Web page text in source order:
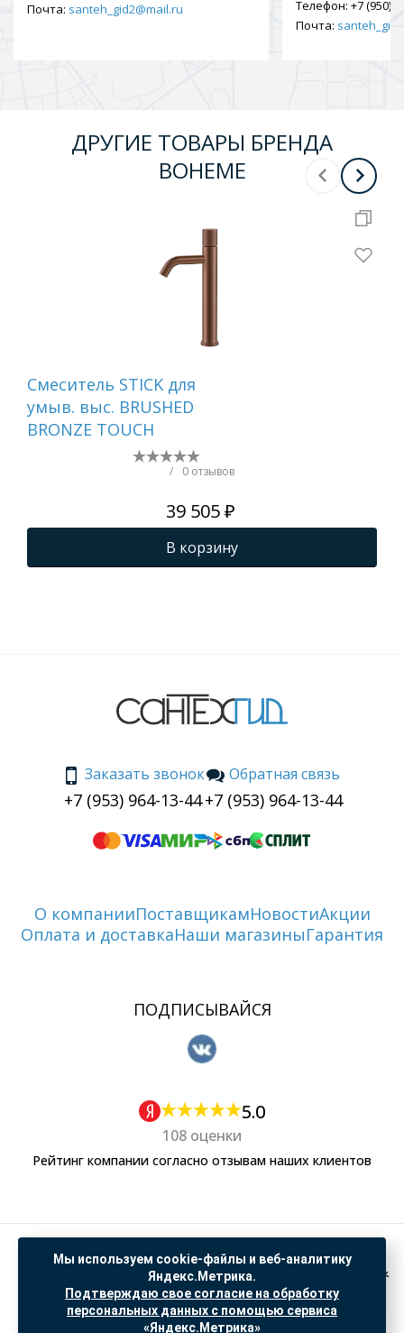
Почта: santeh_gid2@mail.ru Телефон: +7 (950)
Почта:
ДРУГИЕ ТОВАРЫ БРЕНДА
BOHEME
Смеситель STICK для
умыв. выс. BRUSHED
BRONZE TOUCH
/ 0 отзывов
39 505 ₽
В корзину
Заказать звонок
+7 (953) 964-13-44
Обратная связь
+7 (953) 964-13-44
О компанииПоставщикамНовостиАкции
Оплата и доставкаНаши магазиныГарантия
ПОДПИСЫВАЙСЯ
5.0
108 оценки
Рейтинг компании согласно отзывам наших клиентов
Политика обработки персональных данных
Согласие на обработку данных Яндекс Метрика
"© ООО “САНТЕХГИД”, 2026. Все права защищены. Предложение не является публичной
офертой, цены и информация на сайте ознакомительные
Мы используем cookie-файлы и веб-аналитику
Яндекс.Метрика.
Подтверждаю свое согласие на обработку
персональных данных с помощью сервиса
«Яндекс.Метрика»